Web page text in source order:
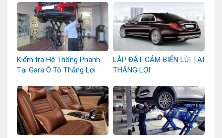
Kiểm tra Hệ Thống Phanh
Tại Gara Ô Tô Thắng Lợi
LẮP ĐẶT CẢM BIẾN LÙI TẠI
THẮNG LỢI